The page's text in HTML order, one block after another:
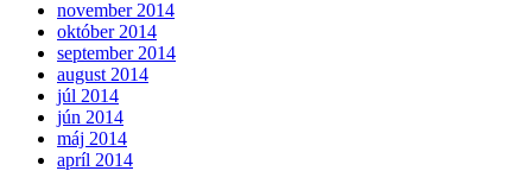
november 2014
október 2014
september 2014
august 2014
júl 2014
jún 2014
máj 2014
apríl 2014